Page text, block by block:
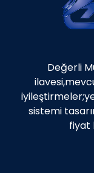
Değerli
sistemi
fiyat